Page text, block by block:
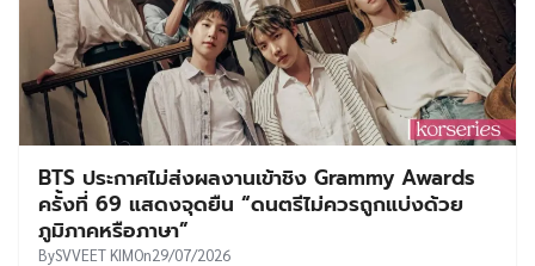
BTS ประกาศไม่ส่งผลงานเข้าชิง Grammy Awards
ครั้งที่ 69 แสดงจุดยืน “ดนตรีไม่ควรถูกแบ่งด้วย
ภูมิภาคหรือภาษา”
BySVVEET KIMOn29/07/2026